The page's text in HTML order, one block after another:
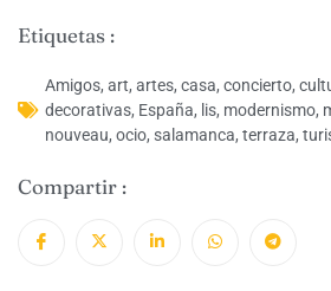
Etiquetas :
Amigos, art, artes, casa, concierto,
decorativas, España, lis, modernismo,
nouveau, ocio, salamanca, terraza,
Compartir :